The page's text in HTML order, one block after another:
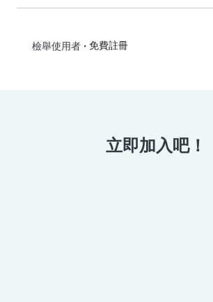
檢舉使用者• 免費註冊
立即加入吧！